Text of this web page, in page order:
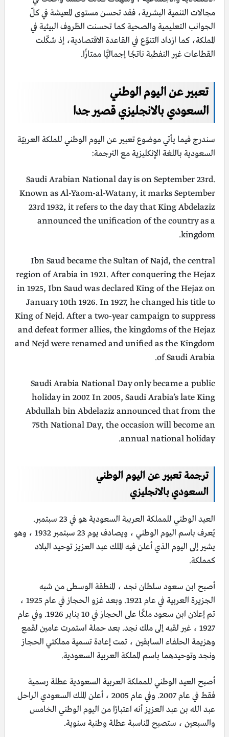
مجالات التنمية البشرية، فقد تحسن مستوى المعيشة في كلّ
الجوانب التعليمية والصحية كما تحسنت الظروف البيئية في
المملكة، كما ازداد التنوّع في القاعدة الاقتصادية، إذ شكّلت
القطاعات غير النفطية ناتجًا إجماليًّا ممتازًا.
تعبير عن اليوم الوطني
السعودي بالانجليزي قصير جدا
سندرج فيما يأتي موضوع تعبير عن اليوم الوطني للملكة العربيّة
السعودية باللغة الإنكليزية مع الترجمة:
Saudi Arabian National day is on September 23rd.
Known as Al-Yaom-al-Watany, it marks September
23rd 1932, it refers to the day that King Abdelaziz
announced the unification of the country as a
kingdom.
Ibn Saud became the Sultan of Najd, the central
region of Arabia in 1921. After conquering the Hejaz
in 1925, Ibn Saud was declared King of the Hejaz on
January 10th 1926. In 1927, he changed his title to
King of Nejd. After a two-year campaign to suppress
and defeat former allies, the kingdoms of the Hejaz
and Nejd were renamed and unified as the Kingdom
of Saudi Arabia.
Saudi Arabia National Day only became a public
holiday in 2007. In 2005, Saudi Arabia’s late King
Abdullah bin Abdelaziz announced that from the
75th National Day, the occasion will become an
annual national holiday.
ترجمة تعبير عن اليوم الوطني
السعوديبالانجليزي
العيد الوطني للمملكة العربية السعودية هو في 23 سبتمبر.
يُعرف باسم اليوم الوطني ، ويصادف يوم 23 سبتمبر 1932 ، وهو
يشير إلى اليوم الذي أعلن فيه الملك عبد العزيز توحيد البلاد
كمملكة.
أصبح ابن سعود سلطان نجد ، المنطقة الوسطى من شبه
الجزيرة العربية في عام 1921. وبعد غزو الحجاز في عام 1925 ،
تم إعلان ابن سعود ملكًا على الحجاز في 10 يناير 1926. وفي عام
1927 ، غير لقبه إلى ملك نجد. بعد حملة استمرت عامين لقمع
وهزيمة الحلفاء السابقين ، تمت إعادة تسمية مملكتي الحجاز
ونجد وتوحيدهما باسم المملكة العربية السعودية.
أصبح العيد الوطني للمملكة العربية السعودية عطلة رسمية
فقط في عام 2007. وفي عام 2005 ، أعلن الملك السعودي الراحل
عبد الله بن عبد العزيز أنه اعتبارًا من اليوم الوطني الخامس
والسبعين ، ستصبح المناسبة عطلة وطنية سنوية.